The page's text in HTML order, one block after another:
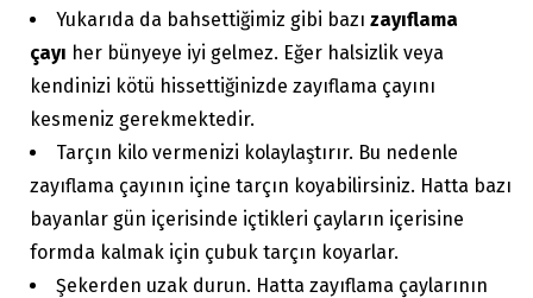
Yukarıda da bahsettiğimiz gibi bazı zayıflama
çayı her bünyeye iyi gelmez. Eğer halsizlik veya
kendinizi kötü hissettiğinizde zayıflama çayını
kesmeniz gerekmektedir.
Tarçın kilo vermenizi kolaylaştırır. Bu nedenle
zayıflama çayının içine tarçın koyabilirsiniz. Hatta bazı
bayanlar gün içerisinde içtikleri çayların içerisine
formda kalmak için çubuk tarçın koyarlar.
Şekerden uzak durun. Hatta zayıflama çaylarının